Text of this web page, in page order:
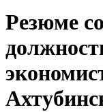
Резюме